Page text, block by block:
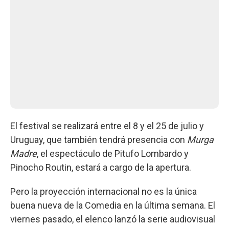
El festival se realizará entre el 8 y el 25 de julio y
Uruguay, que también tendrá presencia con Murga
Madre, el espectáculo de Pitufo Lombardo y
Pinocho Routin, estará a cargo de la apertura.
Pero la proyección internacional no es la única
buena nueva de la Comedia en la última semana. El
viernes pasado, el elenco lanzó la serie audiovisual